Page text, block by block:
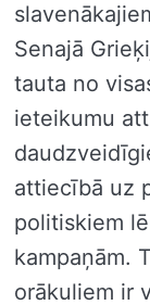
Senajā
tauta no
ieteikumu
attiecībā uz
politiskiem
kampaņām.
orākuliem ir